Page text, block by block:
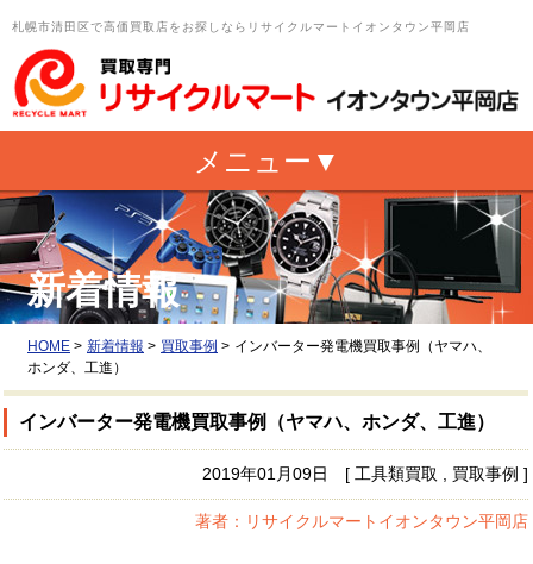
札幌市清田区で高価買取店をお探しならリサイクルマートイオンタウン平岡店
新着情報
HOME > 新着情報 > 買取事例 > インバーター発電機買取事例（ヤマハ、
ホンダ、工進）
インバーター発電機買取事例（ヤマハ、ホンダ、工進）
2019年01月09日 [ 工具類買取 , 買取事例 ]
著者：リサイクルマートイオンタウン平岡店